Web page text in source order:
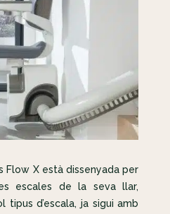
Flow X està dissenyada per
escales de la seva llar,
tipus d’escala, ja sigui amb